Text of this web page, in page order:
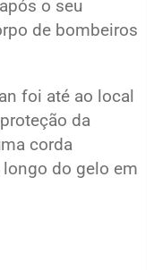
o seu
de bombeiros
foi até ao local
da
corda
do gelo em